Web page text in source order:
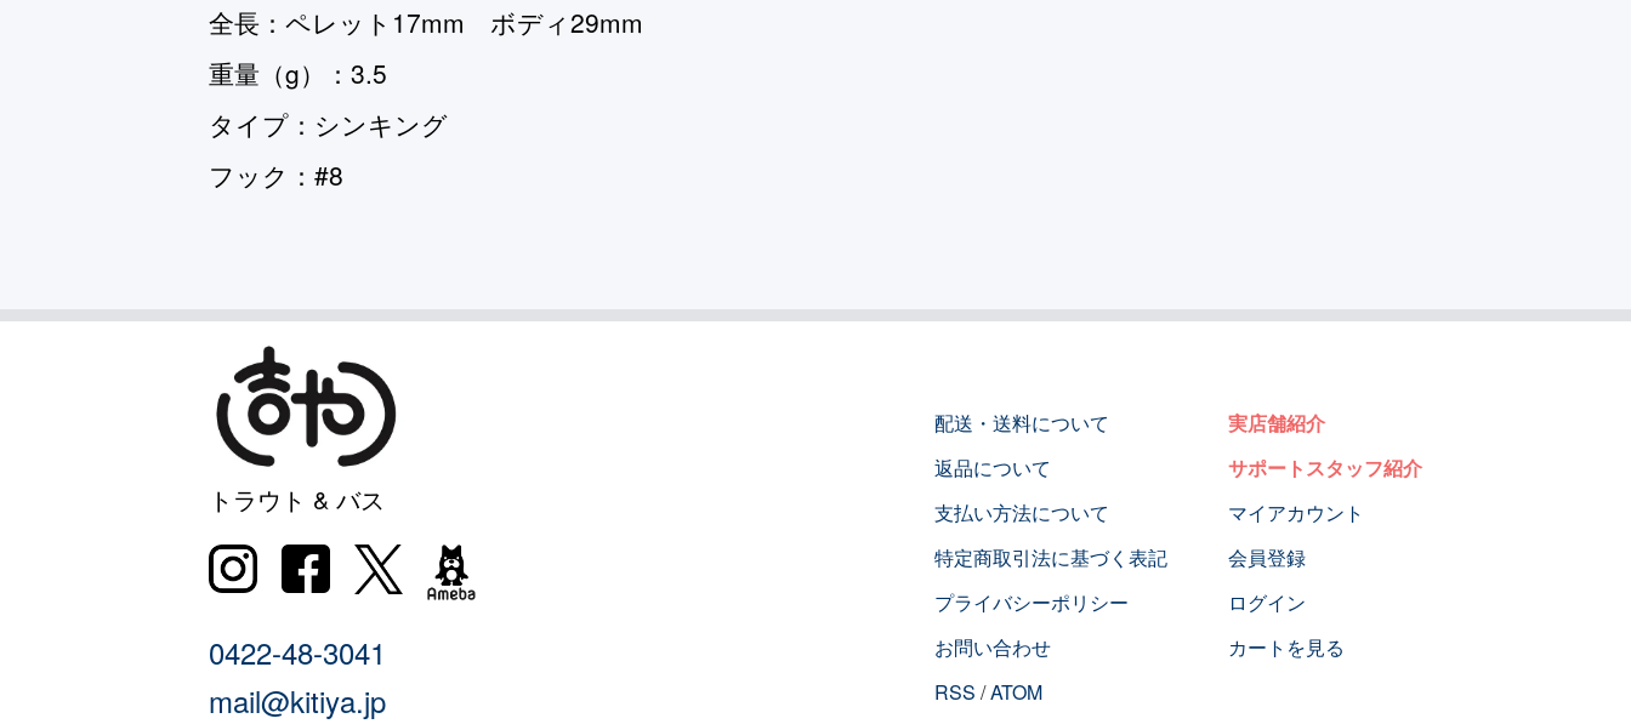
全長：ペレット17mm ボディ29mm
重量（g）：3.5
タイプ：シンキング
フック：#8
トラウト & バス
0422-48-3041
mail@kitiya.jp
配送・送料について
返品について
支払い方法について
特定商取引法に基づく表記
プライバシーポリシー
お問い合わせ
RSS /ATOM
実店舗紹介
サポートスタッフ紹介
マイアカウント
会員登録
ログイン
カートを見る